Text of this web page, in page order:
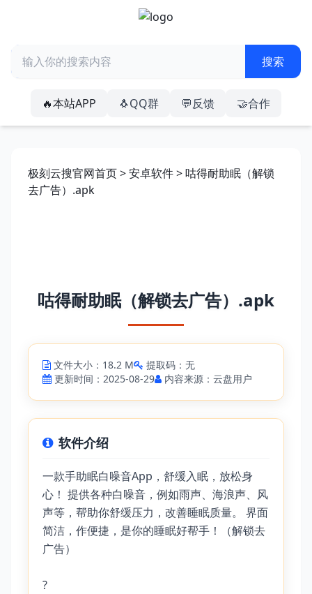
🔥本站APP 🐧QQ群 💬反馈 🤝合作
极刻云搜官网首页>安卓软件> 咕得耐助眠（解锁
去广告）.apk
咕得耐助眠（解锁去广告）.apk
文件大小：18.2 M
提取码：无
更新时间：2025-08-29
内容来源：云盘用户
软件介绍
一款手助眠白噪音App，舒缓入眠，放松身
心！ 提供各种白噪音，例如雨声、海浪声、风
声等，帮助你舒缓压力，改善睡眠质量。 界面
简洁，作便捷，是你的睡眠好帮手！（解锁去
广告）
?